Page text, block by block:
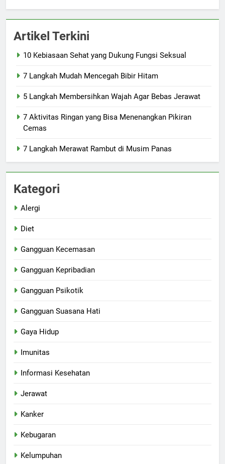
Artikel Terkini
10 Kebiasaan Sehat yang Dukung Fungsi Seksual
7 Langkah Mudah Mencegah Bibir Hitam
5 Langkah Membersihkan Wajah Agar Bebas Jerawat
7 Aktivitas Ringan yang Bisa Menenangkan Pikiran
Cemas
7 Langkah Merawat Rambut di Musim Panas
Kategori
Alergi
Diet
Gangguan Kecemasan
Gangguan Kepribadian
Gangguan Psikotik
Gangguan Suasana Hati
Gaya Hidup
Imunitas
Informasi Kesehatan
Jerawat
Kanker
Kebugaran
Kelumpuhan